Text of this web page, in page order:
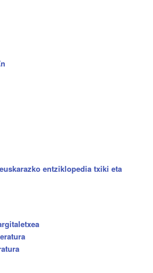
entziklopedia txiki eta